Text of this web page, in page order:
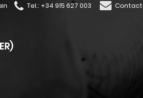
Tel.: +34 915 627 003